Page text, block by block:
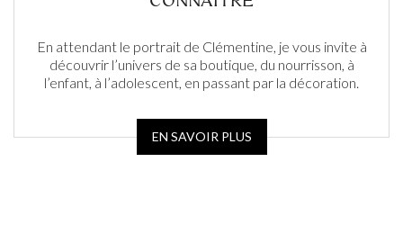
En attendant le portrait de Clémentine, je vous invite à
découvrir l’univers de sa boutique, du nourrisson, à
l’enfant, à l’adolescent, en passant par la décoration.
EN SAVOIR PLUS